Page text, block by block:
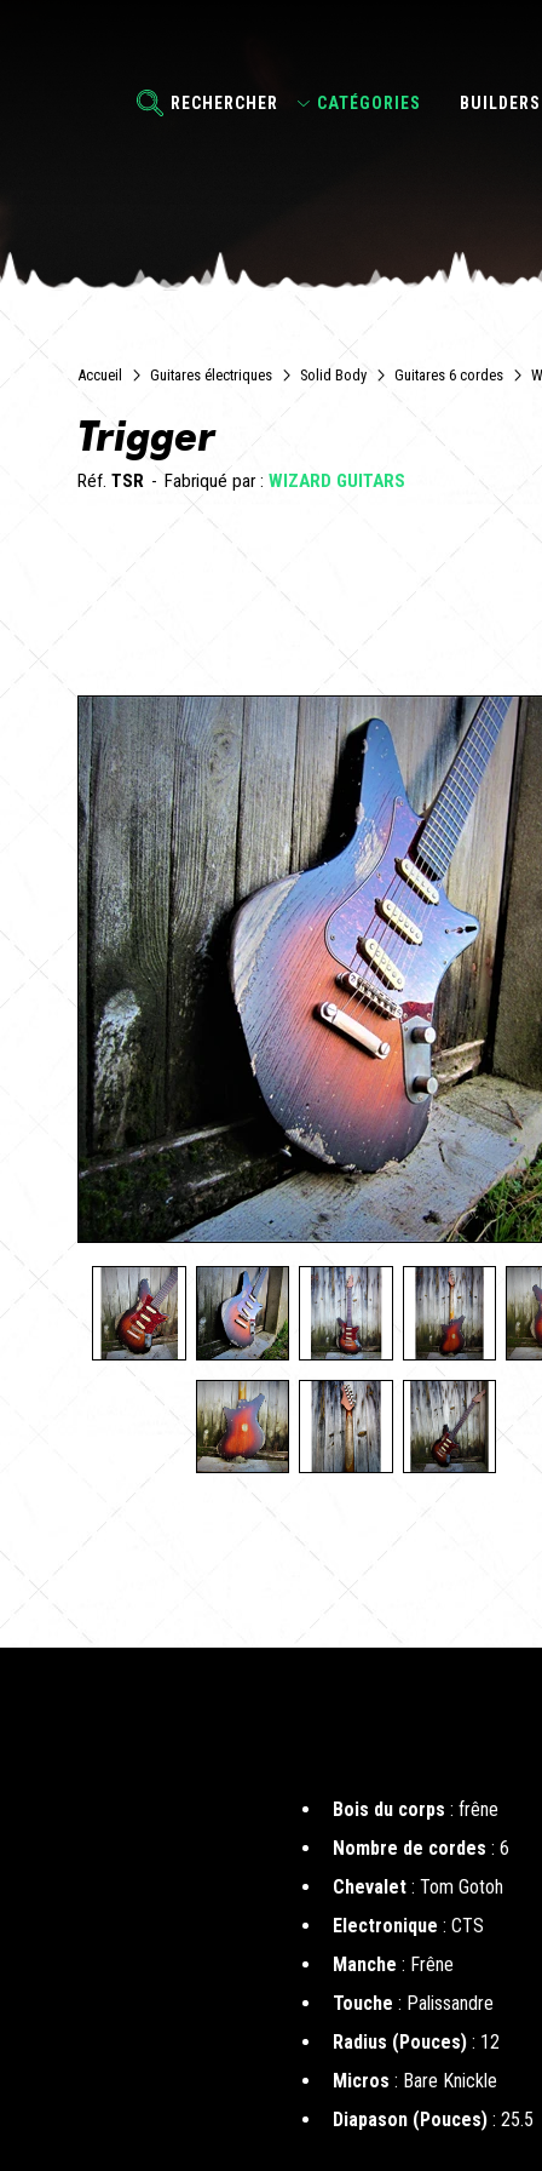
RECHERCHER CATÉGORIES BUILDERS
Accueil Guitares électriques Solid Body Guitares 6 cordes
Trigger
Réf. TSR Fabriqué par : WIZARD GUITARS
Bois du corps : frêne
Nombre de cordes : 6
Chevalet: Tom Gotoh
Electronique : CTS
Manche : Frêne
Touche : Palissandre
Radius (Pouces): 12
Micros : Bare Knickle
Diapason (Pouces): 25.5